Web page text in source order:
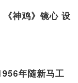
神鸡》镜心 设
年随新马工